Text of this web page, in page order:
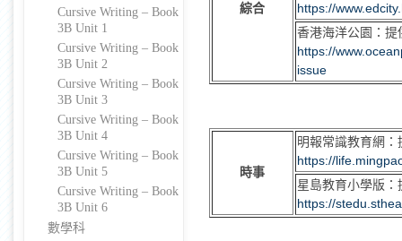
Cursive Writing – Book
3B Unit 1
Cursive Writing – Book
3B Unit 2
Cursive Writing – Book
3B Unit 3
Cursive Writing – Book
3B Unit 4
Cursive Writing – Book
3B Unit 5
Cursive Writing – Book
3B Unit 6
數學科
綜合
https://
香港海洋公園：提
https://
issue
時事
明報常識教育網
https://
星島教育小學版
https://